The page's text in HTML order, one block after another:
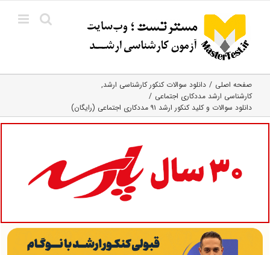
content
صفحه اصلی
دانلود سوالات کنکور کارشناسی ارشد
کارشناسی ارشد مددکاری اجتماعی
دانلود سوالات و کلید کنکور ارشد ۹۱ مددکاری اجتماعی (رایگان)